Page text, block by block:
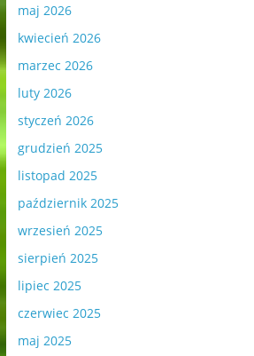
maj 2026
kwiecień 2026
marzec 2026
luty 2026
styczeń 2026
grudzień 2025
listopad 2025
październik 2025
wrzesień 2025
sierpień 2025
lipiec 2025
czerwiec 2025
maj 2025